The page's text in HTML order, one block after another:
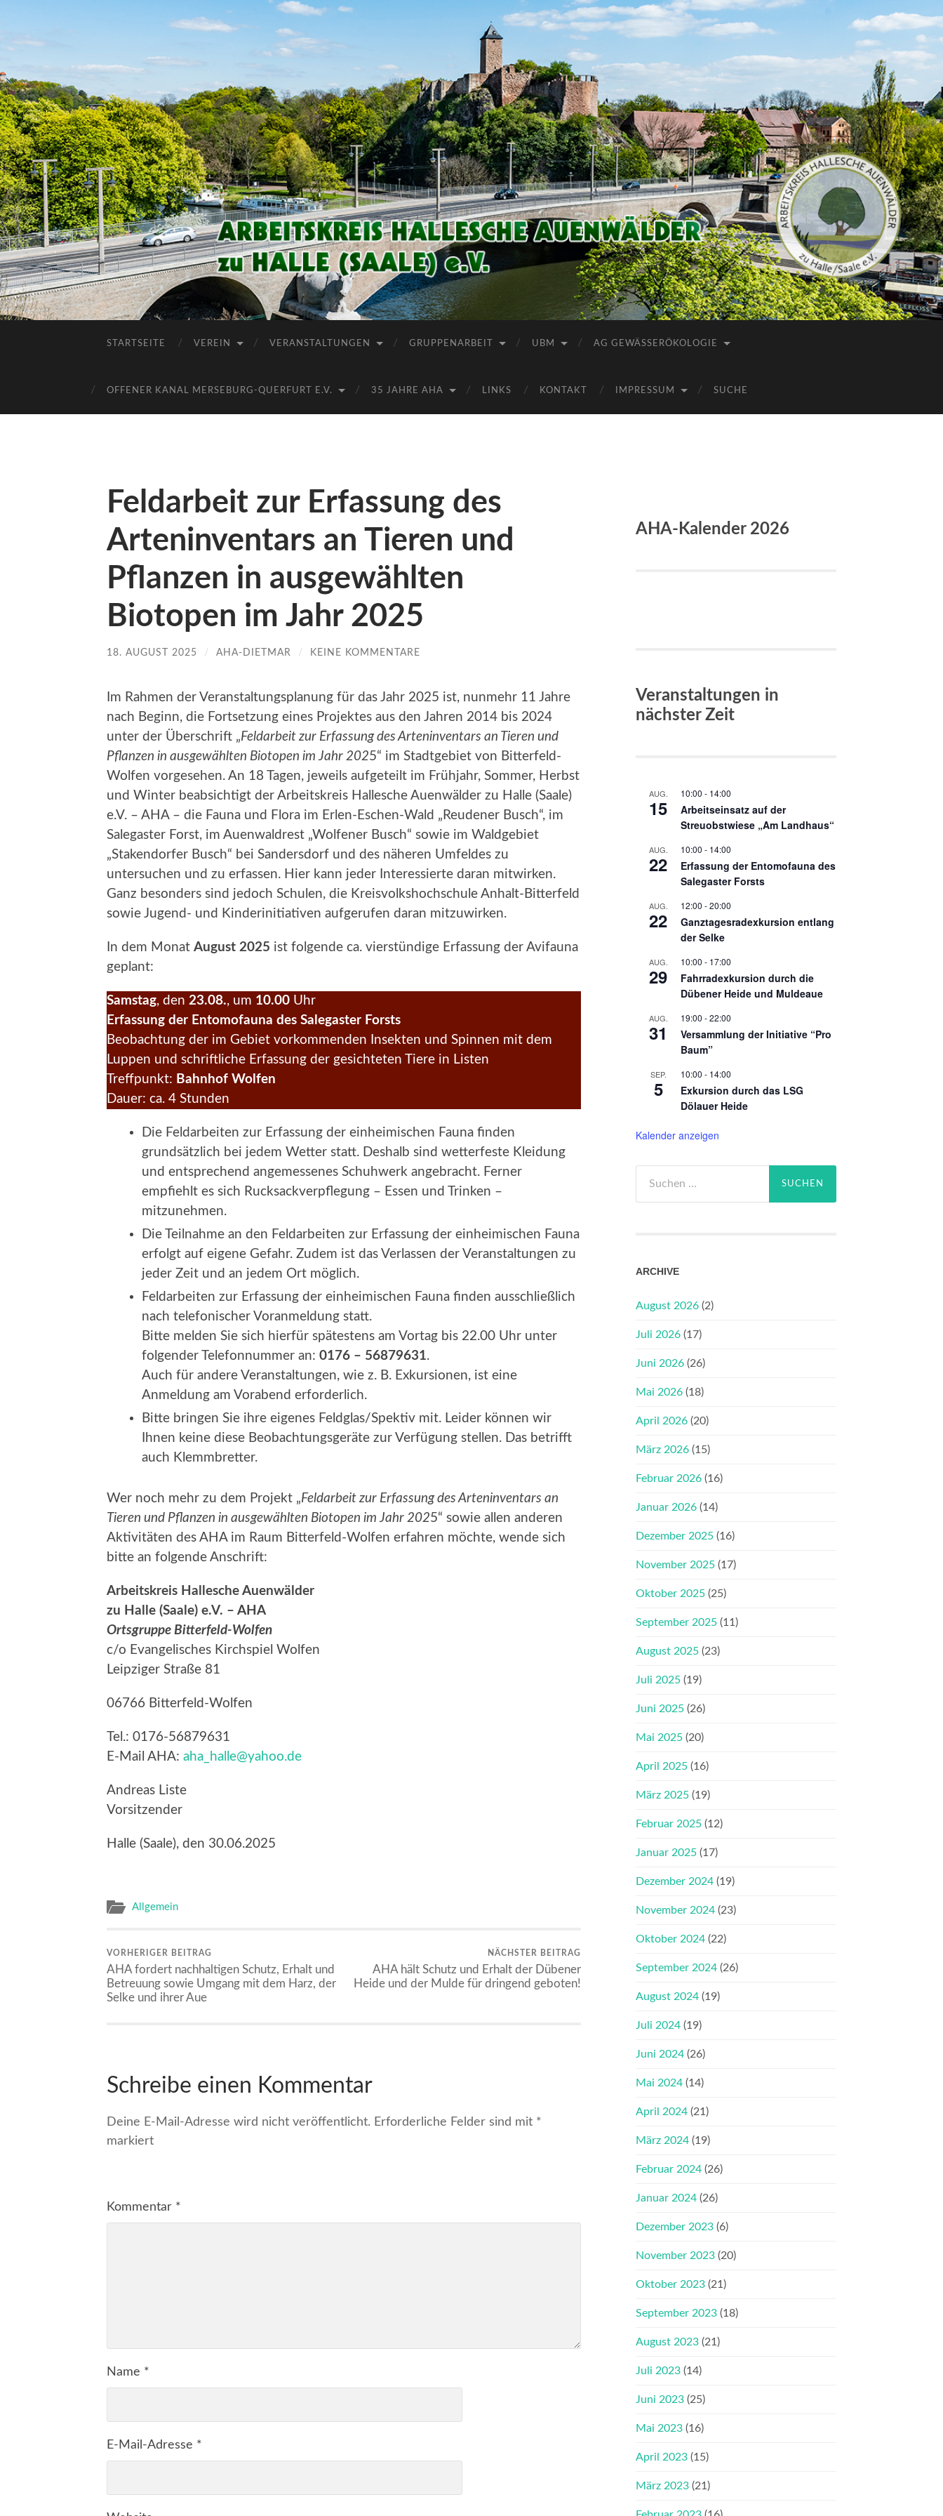
Arbeitskreis
Hallesche
Auenwälder
zu
Halle
e.V.
STARTSEITE VEREIN VERANSTALTUNGEN GRUPPENARBEIT UBM AG GEWÄSSERÖKOLOGIE
OFFENER KANAL MERSEBURG-QUERFURT E.V. 35 JAHRE AHA LINKS KONTAKT IMPRESSUM SUCHE
Feldarbeit zur Erfassung des
Arteninventars an Tieren und
Pflanzen in ausgewählten
Biotopen im Jahr 2025
18. AUGUST 2025 / AHA-DIETMAR / KEINE KOMMENTARE
Im Rahmen der Veranstaltungsplanung für das Jahr 2025 ist, nunmehr 11 Jahre
nach Beginn, die Fortsetzung eines Projektes aus den Jahren 2014 bis 2024
unter der Überschrift „Feldarbeit zur Erfassung des Arteninventars an Tieren und
Pflanzen in ausgewählten Biotopen im Jahr 2025“ im Stadtgebiet von Bitterfeld-
Wolfen vorgesehen. An 18 Tagen, jeweils aufgeteilt im Frühjahr, Sommer, Herbst
und Winter beabsichtigt der Arbeitskreis Hallesche Auenwälder zu Halle (Saale)
e.V. – AHA – die Fauna und Flora im Erlen-Eschen-Wald „Reudener Busch“, im
Salegaster Forst, im Auenwaldrest „Wolfener Busch“ sowie im Waldgebiet
„Stakendorfer Busch“ bei Sandersdorf und des näheren Umfeldes zu
untersuchen und zu erfassen. Hier kann jeder Interessierte daran mitwirken.
Ganz besonders sind jedoch Schulen, die Kreisvolkshochschule Anhalt-Bitterfeld
sowie Jugend- und Kinderinitiativen aufgerufen daran mitzuwirken.
In dem Monat August 2025 ist folgende ca. vierstündige Erfassung der Avifauna
geplant:
Samstag, den 23.08., um 10.00 Uhr
Erfassung der Entomofauna des Salegaster Forsts
Beobachtung der im Gebiet vorkommenden Insekten und Spinnen mit dem
Luppen und schriftli­che Erfassung der gesichteten Tiere in Listen
Treffpunkt: Bahnhof Wolfen
Dauer: ca. 4 Stunden
Die Feldarbeiten zur Erfassung der einheimischen Fauna finden
grundsätzlich bei jedem Wetter statt. Deshalb sind wetterfeste Kleidung
und entsprechend angemessenes Schuhwerk angebracht. Ferner
empfiehlt es sich Rucksackverpflegung – Essen und Trinken –
mitzunehmen.
Die Teilnahme an den Feldarbeiten zur Erfassung der einheimischen Fauna
erfolgt auf eigene Gefahr. Zudem ist das Verlassen der Veranstaltungen zu
jeder Zeit und an jedem Ort möglich.
Feldarbeiten zur Erfassung der einheimischen Fauna finden ausschließlich
nach telefonischer Voranmeldung statt.
Bitte melden Sie sich hierfür spätestens am Vortag bis 22.00 Uhr unter
folgender Telefonnummer an: 0176 – 56879631.
Auch für andere Veranstaltungen, wie z. B. Exkursionen, ist eine
Anmeldung am Vorabend erforderlich.
Bitte bringen Sie ihre eigenes Feldglas/Spektiv mit. Leider können wir
Ihnen keine diese Beobachtungsgeräte zur Verfügung stel­len. Das betrifft
auch Klemmbretter.
Wer noch mehr zu dem Projekt „Feldarbeit zur Erfassung des Arteninventars an
Tieren und Pflanzen in ausgewählten Biotopen im Jahr 2025“ sowie allen anderen
Aktivitäten des AHA im Raum Bitterfeld-Wolfen erfahren möchte, wende sich
bitte an folgende Anschrift:
Arbeitskreis Hallesche Auenwälder
zu Halle (Saale) e.V. – AHA
Ortsgruppe Bitterfeld-Wolfen
c/o Evangelisches Kirchspiel Wolfen
Leipziger Straße 81
06766 Bitterfeld-Wolfen
Tel.: 0176-56879631
E-Mail AHA: aha_halle@yahoo.de
Andreas Liste
Vorsitzender
Halle (Saale), den 30.06.2025
Allgemein
VORHERIGER BEITRAG
AHA fordert nachhaltigen Schutz, Erhalt und
Betreuung sowie Umgang mit dem Harz, der
Selke und ihrer Aue
NÄCHSTER BEITRAG
AHA hält Schutz und Erhalt der Dübener
Heide und der Mulde für dringend geboten!
Schreibe einen Kommentar
Deine E-Mail-Adresse wird nicht veröffentlicht. Erforderliche Felder sind mit *
markiert
Kommentar *
Name *
E-Mail-Adresse *
AHA-Kalender 2026
Veranstaltungen in
nächster Zeit
AUG.
15
10:00 - 14:00
Arbeitseinsatz auf der
Streuobstwiese „Am Landhaus“
AUG.
22
10:00 - 14:00
Erfassung der Entomofauna des
Salegaster Forsts
AUG.
22
12:00 -20:00
Ganztagesradexkursion entlang
der Selke
AUG.
29
10:00 - 17:00
Fahrradexkursion durch die
Dübener Heide und Muldeaue
AUG.
31
19:00 -22:00
Versammlung der Initiative “Pro
Baum”
SEP.
5
10:00 - 14:00
Exkursion durch das LSG
Dölauer Heide
Kalender anzeigen
nach:
ARCHIVE
August 2026 (2)
Juli 2026 (17)
Juni 2026 (26)
Mai 2026 (18)
April 2026 (20)
März 2026 (15)
Februar 2026 (16)
Januar 2026 (14)
Dezember 2025 (16)
November 2025 (17)
Oktober 2025 (25)
September 2025 (11)
August 2025 (23)
Juli 2025 (19)
Juni 2025 (26)
Mai 2025 (20)
April 2025 (16)
März 2025 (19)
Februar 2025 (12)
Januar 2025 (17)
Dezember 2024 (19)
November 2024 (23)
Oktober 2024 (22)
September 2024 (26)
August 2024 (19)
Juli 2024 (19)
Juni 2024 (26)
Mai 2024 (14)
April 2024 (21)
März 2024 (19)
Februar 2024 (26)
Januar 2024 (26)
Dezember 2023 (6)
November 2023 (20)
Oktober 2023 (21)
September 2023 (18)
August 2023 (21)
Juli 2023 (14)
Juni 2023 (25)
Mai 2023 (16)
April 2023 (15)
März 2023 (21)